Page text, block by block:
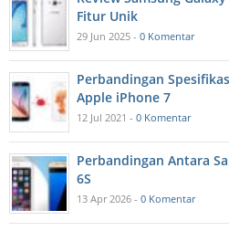
Fitur Unik
29 Jun 2025 - 0 Komentar
Perbandingan
Apple iPhone 7
12 Jul 2021 - 0 Komentar
Perbandingan Antara
6S
13 Apr 2026 - 0 Komentar